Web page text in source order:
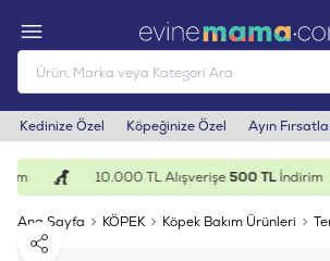
Kedinize Özel Köpeğinize Özel Ayın
10.000 TL Alışverişe500 TLİndirim
Ana Sayfa KÖPEK Köpek Bakım Ürünleri
Paylaş